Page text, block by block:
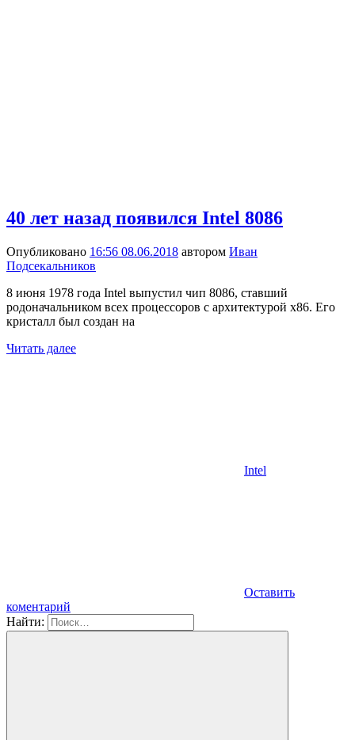
40 лет назад появился Intel 8086
Опубликовано 16:56 08.06.2018 автором Иван
Подсекальников
8 июня 1978 года Intel выпустил чип 8086, ставший
родоначальником всех процессоров с архитектурой x86. Его
кристалл был создан на
Читать далее
Intel
Оставить
коментарий
Найти: